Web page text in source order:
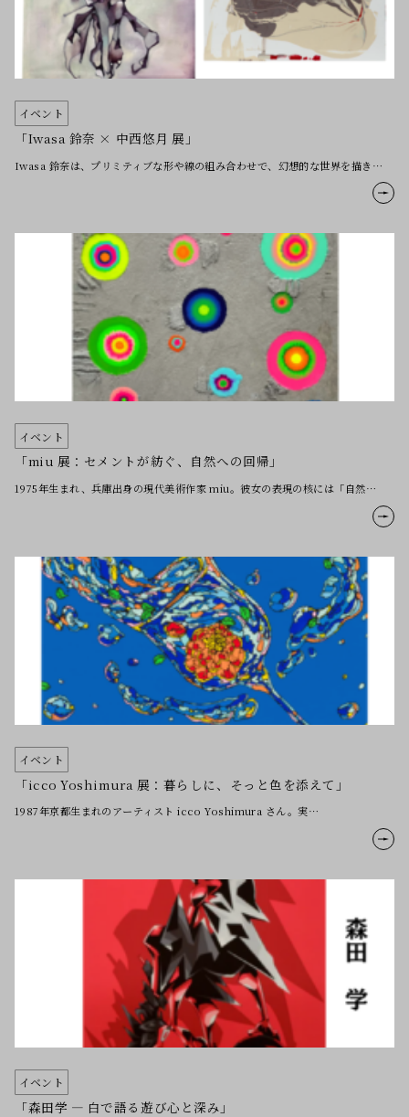
イベント
「Iwasa 鈴奈 × 中西悠月 展」
Iwasa 鈴奈は、プリミティブな形や線の組み合わせで、幻想的な世界を描き…
イベント
「miu 展：セメントが紡ぐ、自然への回帰」
1975年生まれ、兵庫出身の現代美術作家 miu。彼女の表現の核には「自然…
イベント
「icco Yoshimura 展：暮らしに、そっと色を添えて」
1987年京都生まれのアーティスト icco Yoshimura さん。実…
イベント
「森田学 — 白で語る遊び心と深み」